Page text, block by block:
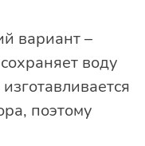
вариант –
воду
поэтому